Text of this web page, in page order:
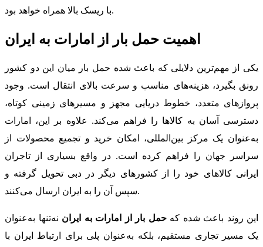
با ریسک بالا همراه خواهد بود.
اهمیت حمل بار از امارات به ایران
یکی از مهم‌ترین دلایلی که باعث شده حمل بار میان این دو کشور
رونق بگیرد، هزینه‌های مناسب و سرعت بالای انتقال است. وجود
پروازهای متعدد، خطوط دریایی مجهز و مسیرهای زمینی کوتاه،
دسترسی آسان به کالاها را فراهم می‌کند. علاوه بر این، امارات
به‌عنوان یک مرکز بین‌المللی، امکان خرید و تجمیع محصولات از
سراسر جهان را فراهم کرده است. در واقع بسیاری از تاجران
ایرانی کالاهای خود را از کشورهای دیگر در دبی تحویل گرفته و
سپس آن را به ایران ارسال می‌کنند.
این روند باعث شده کهحمل بار از امارات به ایران نه‌تنها به‌عنوان
یک مسیر تجاری مستقیم، بلکه به‌عنوان پلی برای ارتباط ایران با